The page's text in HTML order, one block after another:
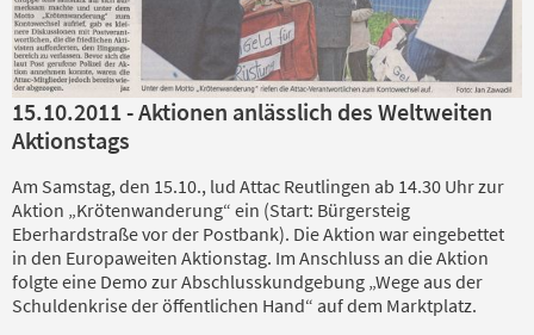
15.10.2011 - Aktionen anlässlich des Weltweiten
Aktionstags
Am Samstag, den 15.10., lud Attac Reutlingen ab 14.30 Uhr zur
Aktion „Krötenwanderung“ ein (Start: Bürgersteig
Eberhardstraße vor der Postbank). Die Aktion war eingebettet
in den Europaweiten Aktionstag. Im Anschluss an die Aktion
folgte eine Demo zur Abschlusskundgebung „Wege aus der
Schuldenkrise der öffentlichen Hand“ auf dem Marktplatz.